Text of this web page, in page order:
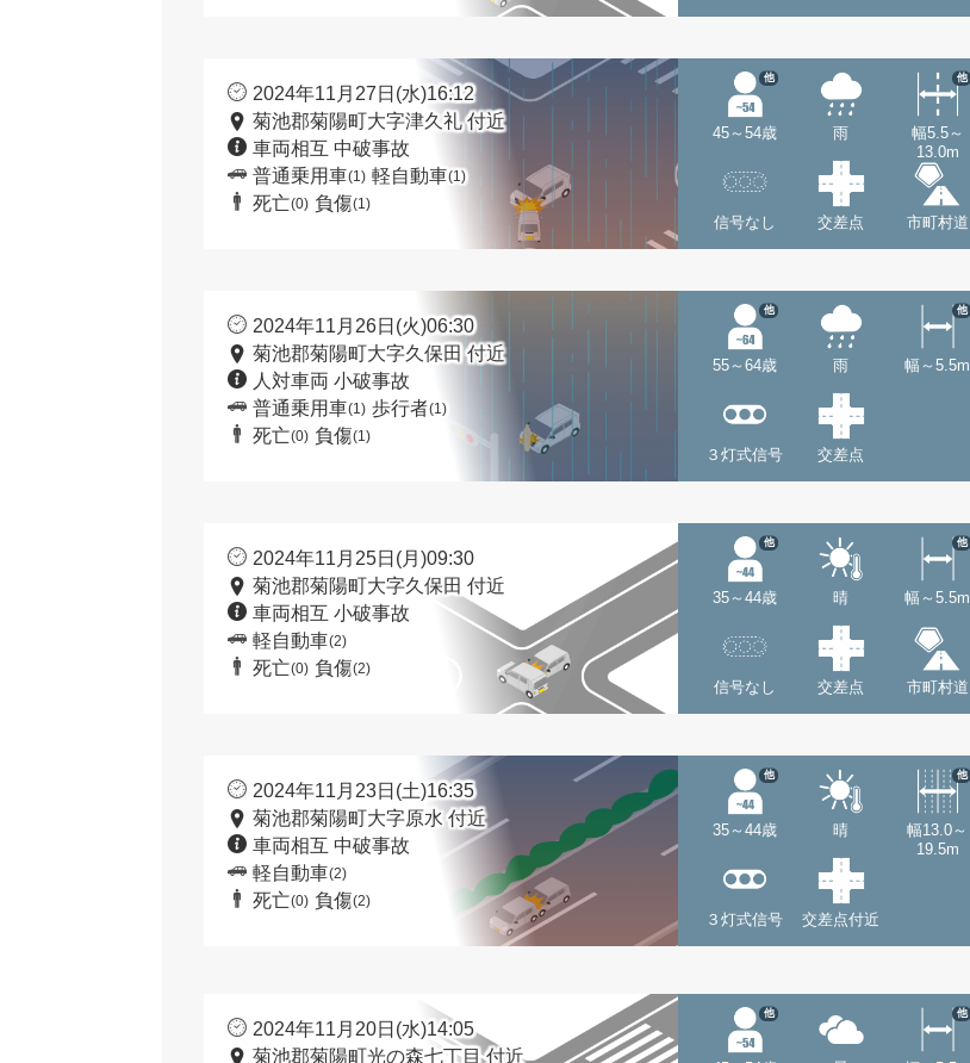
2024年11月27日(水)16:12
菊池郡菊陽町大字津久礼 付近
車両相互 中破事故
普通乗用車(1) 軽自動車(1)
死亡(0) 負傷(1)
45～54歳
他
雨
幅5.5～
13.0m
他
信号なし 交差点 市町村道
2024年11月26日(火)06:30
菊池郡菊陽町大字久保田 付近
人対車両 小破事故
普通乗用車(1) 歩行者(1)
死亡(0) 負傷(1)
55～64歳
他
雨 幅～5.5m
他
３灯式信号 交差点
2024年11月25日(月)09:30
菊池郡菊陽町大字久保田 付近
車両相互 小破事故
軽自動車(2)
死亡(0) 負傷(2)
35～44歳
他
晴 幅～5.5m
他
信号なし 交差点 市町村道
2024年11月23日(土)16:35
菊池郡菊陽町大字原水 付近
車両相互 中破事故
軽自動車(2)
死亡(0) 負傷(2)
35～44歳
他
晴
幅13.0～
19.5m
他
３灯式信号 交差点付近
2024年11月20日(水)14:05
菊池郡菊陽町光の森七丁目 付近
他 他